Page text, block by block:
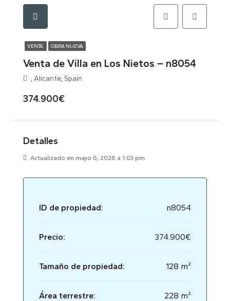
VENTA OBRA NUEVA
Venta de Villa en Los Nietos – n8054
, Alicante, Spain
374.900€
Detalles
Actualizado en mayo 6, 2026 a 1:03 pm
ID de propiedad: n8054
Precio: 374.900€
Tamaño de propiedad: 128 m²
Área terrestre: 228 m²